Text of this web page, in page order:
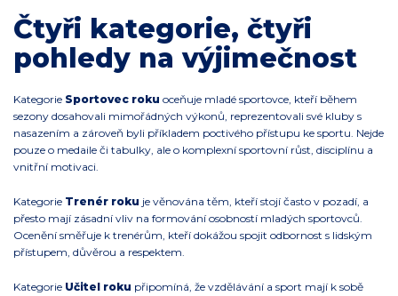
Čtyři kategorie, čtyři
pohledy na výjimečnost
Kategorie Sportovec roku oceňuje mladé sportovce, kteří během
sezony dosahovali mimořádných výkonů, reprezentovali své kluby s
nasazením a zároveň byli příkladem poctivého přístupu ke sportu. Nejde
pouze o medaile či tabulky, ale o komplexní sportovní růst, disciplínu a
vnitřní motivaci.
Kategorie Trenér roku je věnována těm, kteří stojí často v pozadí, a
přesto mají zásadní vliv na formování osobností mladých sportovců.
Ocenění směřuje k trenérům, kteří dokážou spojit odbornost s lidským
přístupem, důvěrou a respektem.
Kategorie Učitel roku připomíná, že vzdělávání a sport mají k sobě